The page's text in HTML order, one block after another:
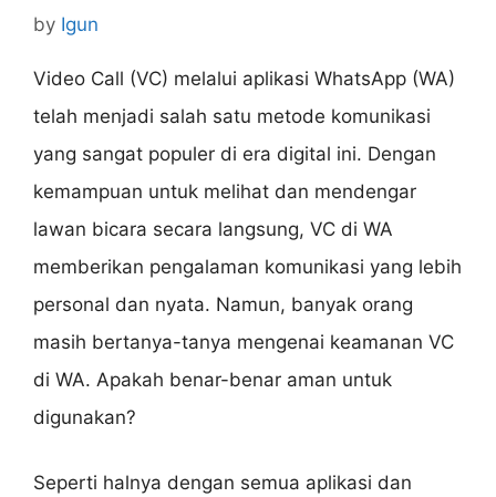
by Igun
Video Call (VC) melalui aplikasi WhatsApp (WA)
telah menjadi salah satu metode komunikasi
yang sangat populer di era digital ini. Dengan
kemampuan untuk melihat dan mendengar
lawan bicara secara langsung, VC di WA
memberikan pengalaman komunikasi yang lebih
personal dan nyata. Namun, banyak orang
masih bertanya-tanya mengenai keamanan VC
di WA. Apakah benar-benar aman untuk
digunakan?
Seperti halnya dengan semua aplikasi dan